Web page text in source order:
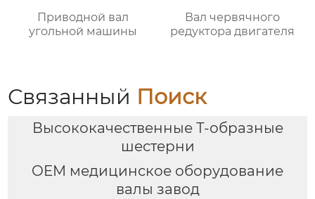
Приводной вал
угольной машины
Вал червячного
редуктора двигателя
Связанный Поиск
Высококачественные Т-образные
шестерни
OEM медицинское оборудование
валы завод